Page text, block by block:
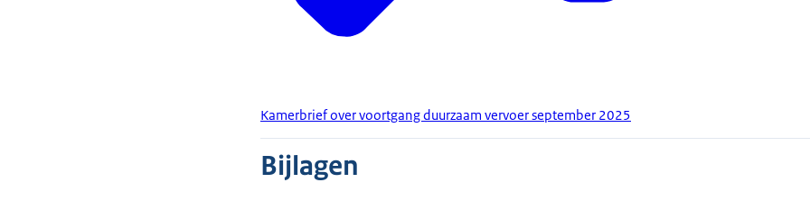
Kamerbrief over voortgang duurzaam vervoer september 2025
Bijlagen